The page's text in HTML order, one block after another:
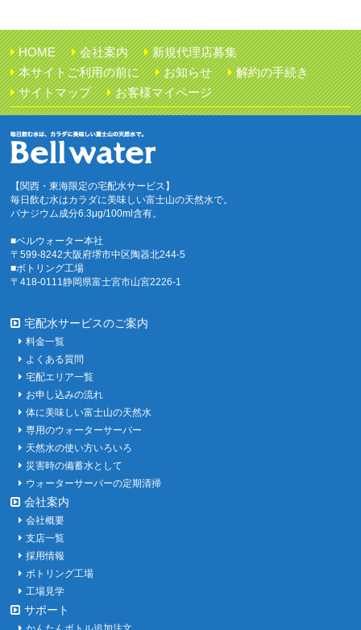
HOME 会社案内
新規代理店募集
本サイトご利用の前に
お知らせ
解約の手続き
サイトマップ
お客様マイページ
【関西・東海限定の宅配水サービス】
毎日飲む水はカラダに美味しい富士山の天然水で。
バナジウム成分6.3μg/100ml含有。
■ベルウォーター本社
〒599-8242大阪府堺市中区陶器北244-5
■ボトリング工場
〒418-0111静岡県富士宮市山宮2226-1
宅配水サービスのご案内
料金一覧
よくある質問
宅配エリア一覧
お申し込みの流れ
体に美味しい富士山の天然水
専用のウォーターサーバー
天然水の使い方いろいろ
災害時の備蓄水として
ウォーターサーバーの定期清掃
会社案内
会社概要
支店一覧
採用情報
ボトリング工場
工場見学
サポート